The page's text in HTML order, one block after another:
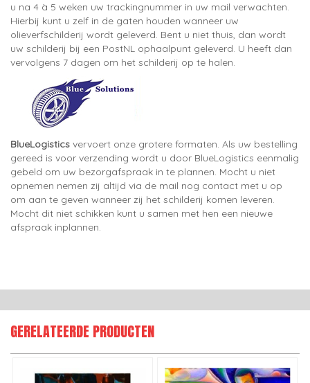
u na 4 à 5 weken uw trackingnummer in uw mail verwachten.
Hierbij kunt u zelf in de gaten houden wanneer uw
olieverfschilderij wordt geleverd. Bent u niet thuis, dan wordt
uw schilderij bij een PostNL ophaalpunt geleverd. U heeft dan
vervolgens 7 dagen om het schilderij op te halen.
BlueLogistics vervoert onze grotere formaten. Als uw bestelling
gereed is voor verzending wordt u door BlueLogistics eenmalig
gebeld om uw bezorgafspraak in te plannen. Mocht u niet
opnemen nemen zij altijd via de mail nog contact met u op
om aan te geven wanneer zij het schilderij komen leveren.
Mocht dit niet schikken kunt u samen met hen een nieuwe
afspraak inplannen.
GERELATEERDE PRODUCTEN